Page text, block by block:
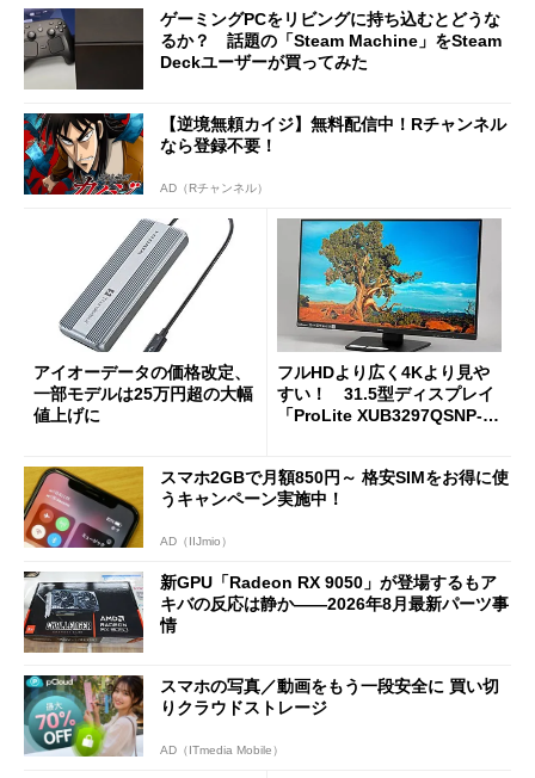
ゲーミングPCをリビングに持ち込むとどうな
るか？ 話題の「Steam Machine」をSteam
Deckユーザーが買ってみた
【逆境無頼カイジ】無料配信中！Rチャンネル
なら登録不要！
AD（Rチャンネル）
アイオーデータの価格改定、
一部モデルは25万円超の大幅
値上げに
フルHDより広く4Kより見や
すい！ 31.5型ディスプレイ
「ProLite XUB3297QSNP-B
スマホ2GBで月額850円～ 格安SIMをお得に使
うキャンペーン実施中！
AD（IIJmio）
新GPU「Radeon RX 9050」が登場するもア
キバの反応は静か――2026年8月最新パーツ事
情
スマホの写真／動画をもう一段安全に 買い切
りクラウドストレージ
AD（ITmedia Mobile）